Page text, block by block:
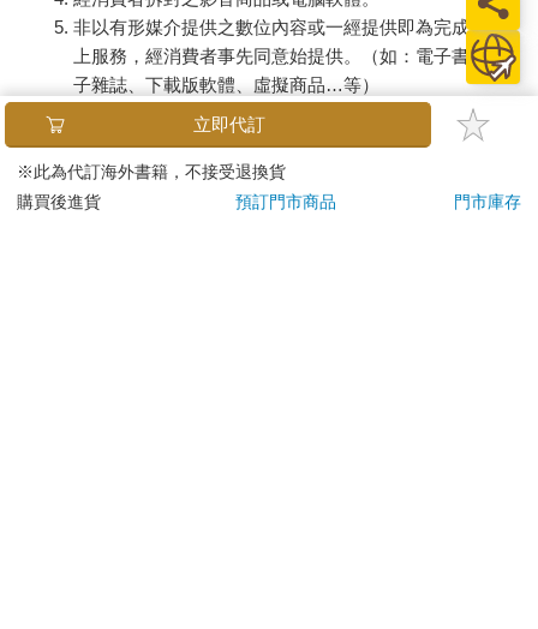
非以有形媒介提供之數位內容或一經提供即為完成之線
上服務，經消費者事先同意始提供。（如：電子書、電
子雜誌、下載版軟體、虛擬商品…等）
已拆封之個人衛生用品。（如：內衣褲、刮鬍刀、除毛
若非上列種類商品，均享有到貨7天的猶豫期（含例假
日）。
立即代訂
※此為代訂海外書籍，不接受退換貨
購買後進貨
預訂門市商品 門市庫存